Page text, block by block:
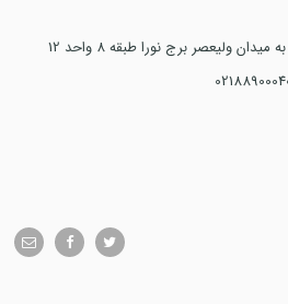
ولیعصر برج نورا طبقه 8 واحد 12